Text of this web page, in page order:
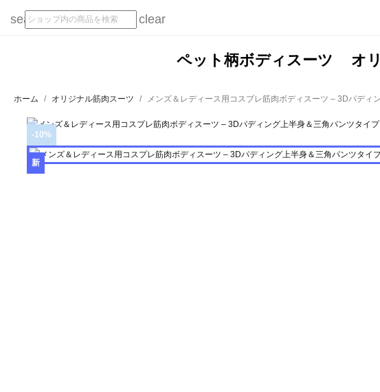
search clear
ペット柄ボディスーツ オ
ホーム オリジナル筋肉スーツ メンズ＆レディース用コスプレ筋肉ボディスーツ – 3Dパディ
-10%
新